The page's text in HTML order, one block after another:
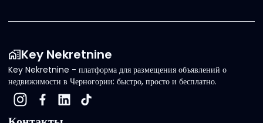
Key Nekretnine
Key Nekretnine - платформа для размещения объявлений о
недвижимости в Черногории: быстро, просто и бесплатно.